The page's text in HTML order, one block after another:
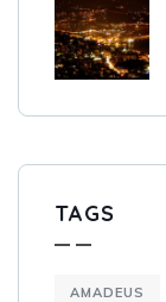
TAGS
AMADEUS